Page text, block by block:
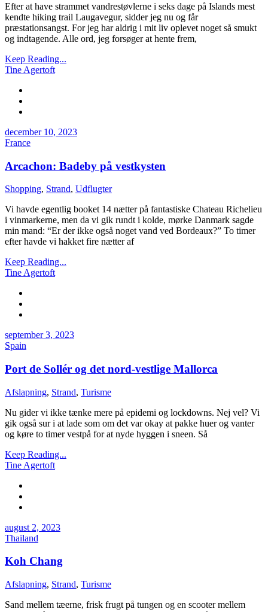
Efter at have strammet vandrestøvlerne i seks dage på Islands mest
kendte hiking trail Laugavegur, sidder jeg nu og får
præstationsangst. For jeg har aldrig i mit liv oplevet noget så smukt
og indtagende. Alle ord, jeg forsøger at hente frem,
Keep Reading...
Tine Agertoft
december 10, 2023
France
Arcachon: Badeby på vestkysten
Shopping, Strand, Udflugter
Vi havde egentlig booket 14 nætter på fantastiske Chateau Richelieu
i vinmarkerne, men da vi gik rundt i kolde, mørke Danmark sagde
min mand: “Er der ikke også noget vand ved Bordeaux?” To timer
efter havde vi hakket fire nætter af
Keep Reading...
Tine Agertoft
september 3, 2023
Spain
Port de Sollér og det nord-vestlige Mallorca
Afslapning, Strand, Turisme
Nu gider vi ikke tænke mere på epidemi og lockdowns. Nej vel? Vi
gik også sur i at lade som om det var okay at pakke huer og vanter
og køre to timer vestpå for at nyde hyggen i sneen. Så
Keep Reading...
Tine Agertoft
august 2, 2023
Thailand
Koh Chang
Afslapning, Strand, Turisme
Sand mellem tæerne, frisk frugt på tungen og en scooter mellem